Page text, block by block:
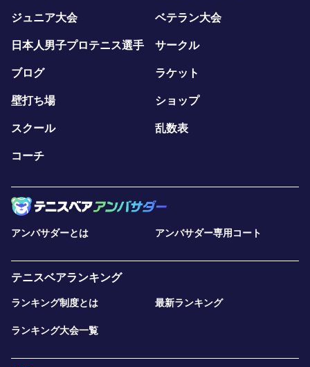
ジュニア大会 ベテラン大会
日本人男子プロテニス選手 サークル
ブログ ラケット
壁打ち場 ショップ
スクール 乱数表
コーチ
アンバサダーとは アンバサダー専用コート
テニスベアランキング
ランキング制度とは 最新ランキング
ランキング大会一覧